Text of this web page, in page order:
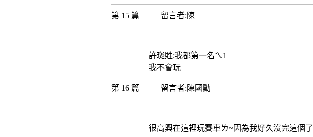
第 15 篇 留言者:陳
許珳貹:我都第一名ㄟ1
我不會玩
第 16 篇 留言者:陳國勳
很高興在這裡玩賽車ㄌ~因為我好久沒完這個了